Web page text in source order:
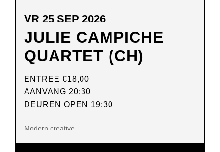
JULIE CAMPICHE
QUARTET (CH)
VR 25 SEP 2026
ENTREE €18,00
AANVANG 20:30
DEUREN OPEN 19:30
Modern creative